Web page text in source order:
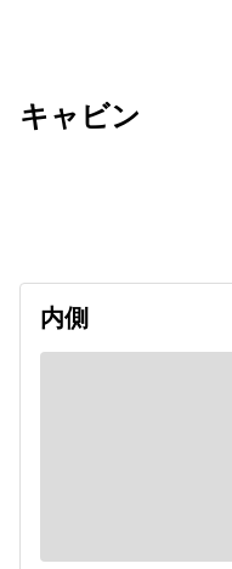
キャビン
内側